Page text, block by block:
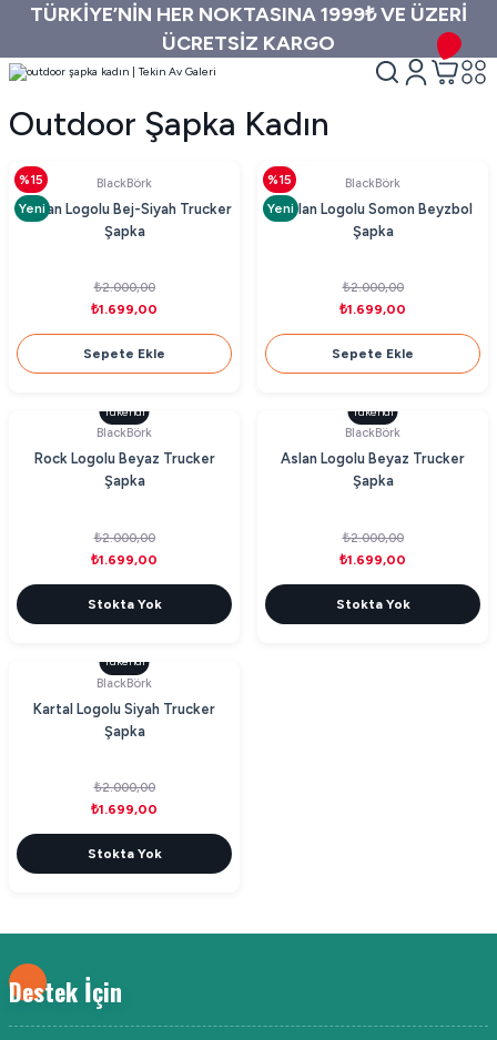
TÜRKİYE’NİN HER NOKTASINA 1999₺ VE ÜZERİ
ÜCRETSİZ KARGO
Outdoor Şapka Kadın
%15
Yeni
BlackBörk
Kaplan Logolu Bej-Siyah Trucker
Şapka
₺2.000,00
₺1.699,00
Sepete Ekle
%15
Yeni
BlackBörk
Kaplan Logolu Somon Beyzbol
Şapka
₺2.000,00
₺1.699,00
Sepete Ekle
Tükendi
BlackBörk
Rock Logolu Beyaz Trucker
Şapka
₺2.000,00
₺1.699,00
Stokta Yok
Tükendi
BlackBörk
Aslan Logolu Beyaz Trucker
Şapka
₺2.000,00
₺1.699,00
Stokta Yok
Tükendi
BlackBörk
Kartal Logolu Siyah Trucker
Şapka
₺2.000,00
₺1.699,00
Stokta Yok
Destek İçin